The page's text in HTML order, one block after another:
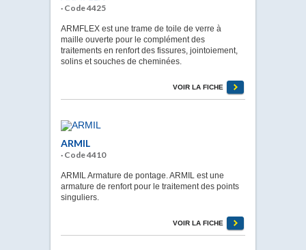
· Code 4425
ARMFLEX est une trame de toile de verre à
maille ouverte pour le complément des
traitements en renfort des fissures, jointoiement,
solins et souches de cheminées.
VOIR LA FICHE
ARMIL
· Code 4410
ARMIL Armature de pontage. ARMIL est une
armature de renfort pour le traitement des points
singuliers.
VOIR LA FICHE